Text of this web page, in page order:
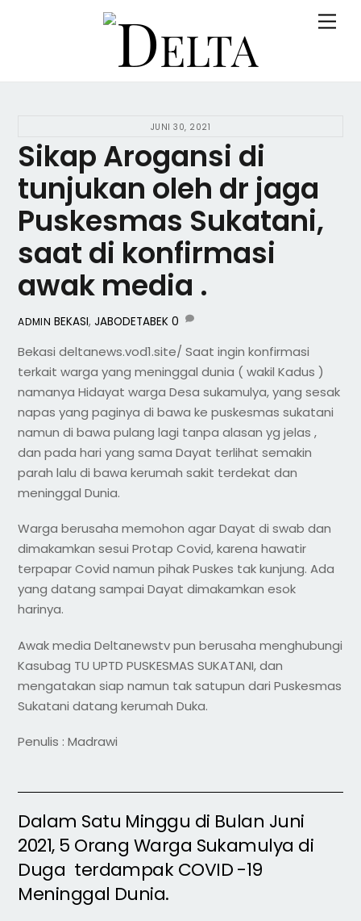
JUNI 30, 2021
Sikap Arogansi di
tunjukan oleh dr jaga
Puskesmas Sukatani,
saat di konfirmasi
awak media .
ADMIN BEKASI,JABODETABEK 0
Bekasi deltanews.vod1.site/ Saat ingin konfirmasi
terkait warga yang meninggal dunia ( wakil Kadus )
namanya Hidayat warga Desa sukamulya, yang sesak
napas yang paginya di bawa ke puskesmas sukatani
namun di bawa pulang lagi tanpa alasan yg jelas ,
dan pada hari yang sama Dayat terlihat semakin
parah lalu di bawa kerumah sakit terdekat dan
meninggal Dunia.
Warga berusaha memohon agar Dayat di swab dan
dimakamkan sesui Protap Covid, karena hawatir
terpapar Covid namun pihak Puskes tak kunjung. Ada
yang datang sampai Dayat dimakamkan esok
harinya.
Awak media Deltanewstv pun berusaha menghubungi
Kasubag TU UPTD PUSKESMAS SUKATANI, dan
mengatakan siap namun tak satupun dari Puskesmas
Sukatani datang kerumah Duka.
Penulis : Madrawi
Dalam Satu Minggu di Bulan Juni
2021, 5 Orang Warga Sukamulya di
Duga terdampak COVID -19
Meninggal Dunia.
To